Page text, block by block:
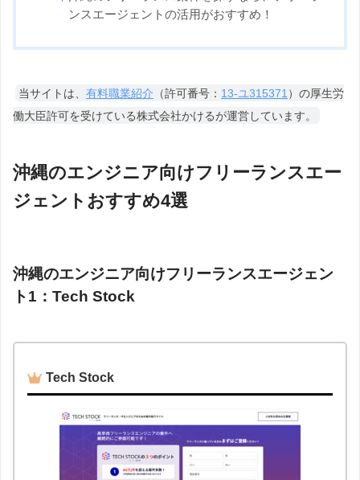
ンスエージェントの活用がおすすめ！
当サイトは、有料職業紹介 （許可番号： 13-ユ315371 ）の厚生労
働大臣許可を受けている株式会社かけるが運営しています。
沖縄のエンジニア向けフリーランスエー
ジェントおすすめ4選
沖縄のエンジニア向けフリーランスエージェン
ト1：Tech Stock
Tech Stock